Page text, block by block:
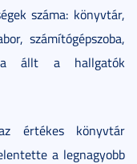
száma: könyvtár,
számítógépszoba,
állt a hallgatók
értékes könyvtár
a legnagyobb